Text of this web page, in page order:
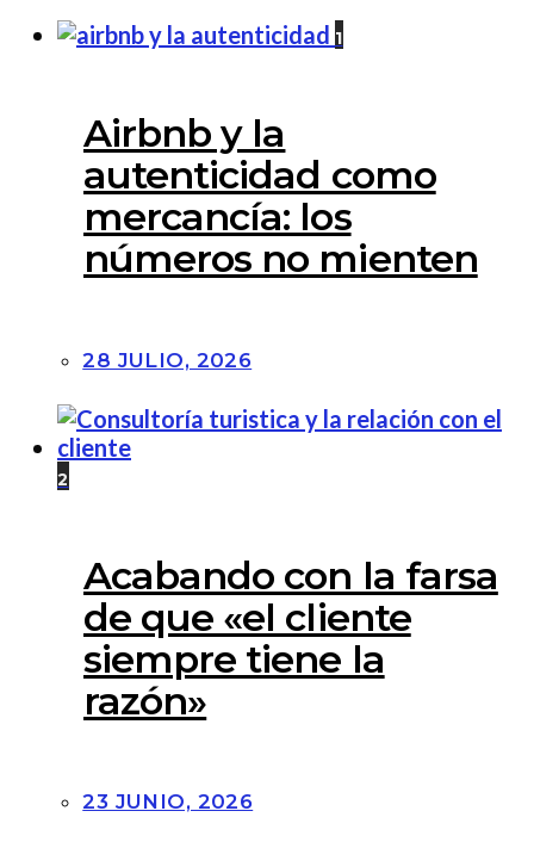
1
Airbnb y la
autenticidad como
mercancía: los
números no mienten
28 JULIO, 2026
2
Acabando con la farsa
de que «el cliente
siempre tiene la
razón»
23 JUNIO, 2026